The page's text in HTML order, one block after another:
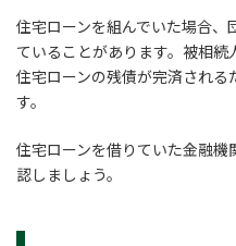
住宅ローンを組んでいた場合、
ていることがあります。被相
住宅ローンの残債が完済される
す。
住宅ローンを借りていた金融
認しましょう。